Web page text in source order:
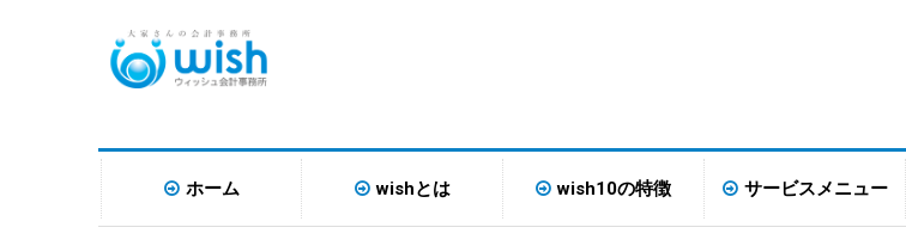
ホーム wishとは wish10の特徴 サービスメニュー